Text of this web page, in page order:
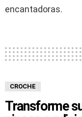
encantadoras.
CROCHE
Transforme